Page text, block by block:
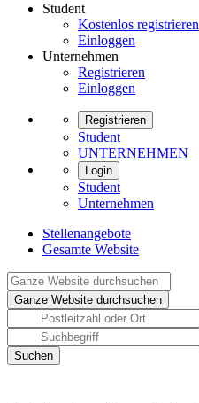
Student
Kostenlos registrieren
Einloggen
Unternehmen
Registrieren
Einloggen
Registrieren
Student
UNTERNEHMEN
Login
Student
Unternehmen
Stellenangebote
Gesamte Website